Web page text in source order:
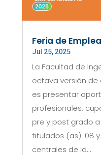
Feria de
Jul 25, 2025
La Facultad de
octava versión de
es presentar
profesionales,
pre y post grado
titulados (as). 08
centrales de la...